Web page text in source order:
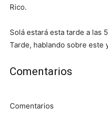
Rico.
Solá estará esta tarde a las
Tarde, hablando sobre este
Comentarios
Comentarios